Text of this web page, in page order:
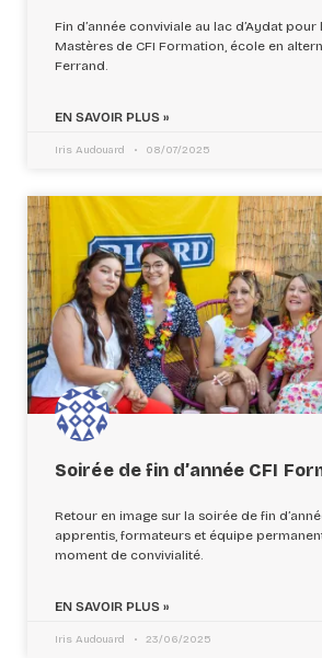
Fin d’année conviviale au lac d’Aydat
Mastères de CFI Formation, école en
Ferrand.
EN SAVOIR PLUS »
Iris Audouard 08/07/2025
Soirée de fin d’année CFI
Retour en image sur la soirée de fin
apprentis, formateurs et équipe
moment de convivialité.
EN SAVOIR PLUS »
Iris Audouard 23/06/2025